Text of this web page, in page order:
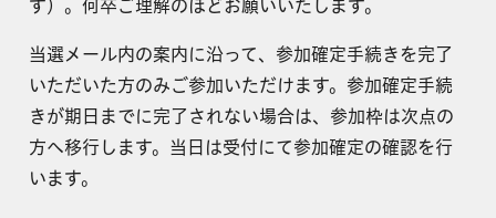
す）。何卒ご理解のほどお願いいたします。
当選メール内の案内に沿って、参加確定手続きを完了
いただいた方のみご参加いただけます。参加確定手続
きが期日までに完了されない場合は、参加枠は次点の
方へ移行します。当日は受付にて参加確定の確認を行
います。